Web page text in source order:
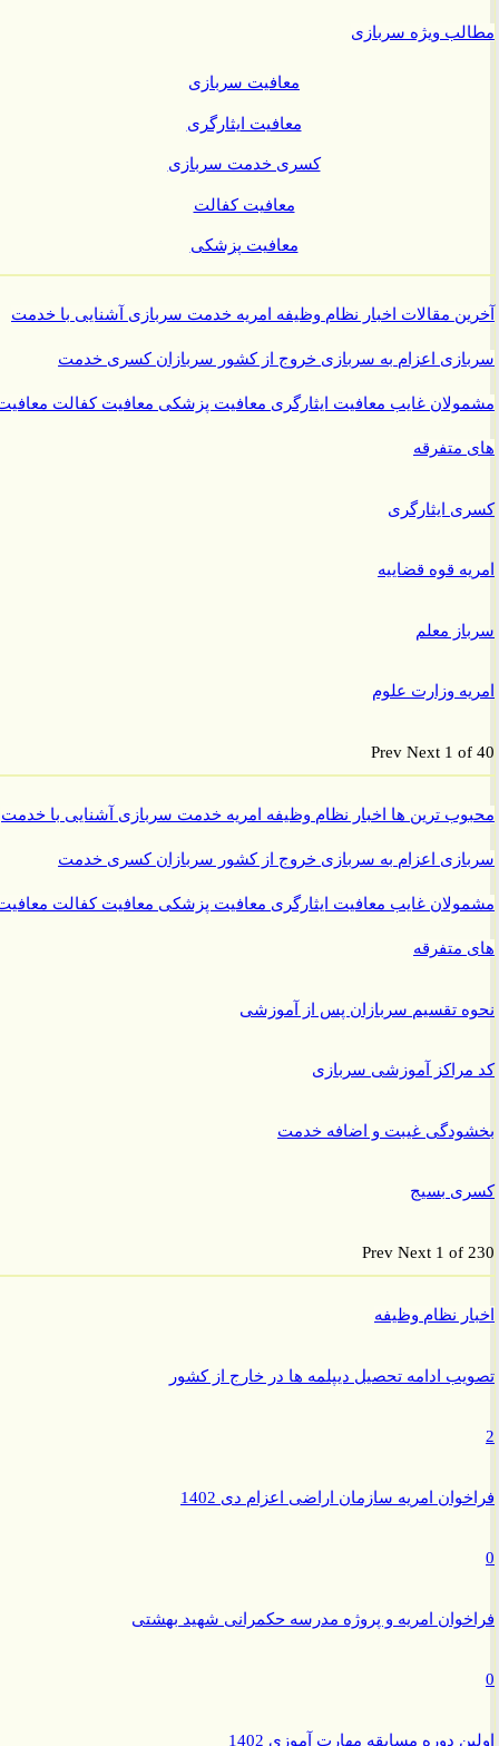
ویژه سربازی
معافیت سربازی
معافیت ایثارگری
کسری خدمت سربازی
معافیت کفالت
معافیت پزشکی
مقالاتاخبار نظام وظیفهامریهخدمت سربازیآشنایی با خدمت
اعزام به سربازیخروج از کشور سربازانکسری خدمت
غایبمعافیت ایثارگریمعافیت پزشکیمعافیت کفالتمعافیت
متفرقه
ایثارگری
قوه قضاییه
معلم
وزارت علوم
PrevNext 1
ترین هااخبار نظام وظیفهامریهخدمت سربازیآشنایی با خدمت
اعزام به سربازیخروج از کشور سربازانکسری خدمت
غایبمعافیت ایثارگریمعافیت پزشکیمعافیت کفالتمعافیت
متفرقه
تقسیم سربازان پس از آموزشی
آموزشی سربازی
غیبت و اضافه خدمت
بسیج
PrevNext 1 of
نظام وظیفه
ادامه تحصیل دیپلمه ها در خارج از کشور
امریه سازمان اراضی اعزام دی 1402
امریه و پروژه مدرسه حکمرانی شهید بهشتی
دوره مسابقه مهارت آموزی 1402